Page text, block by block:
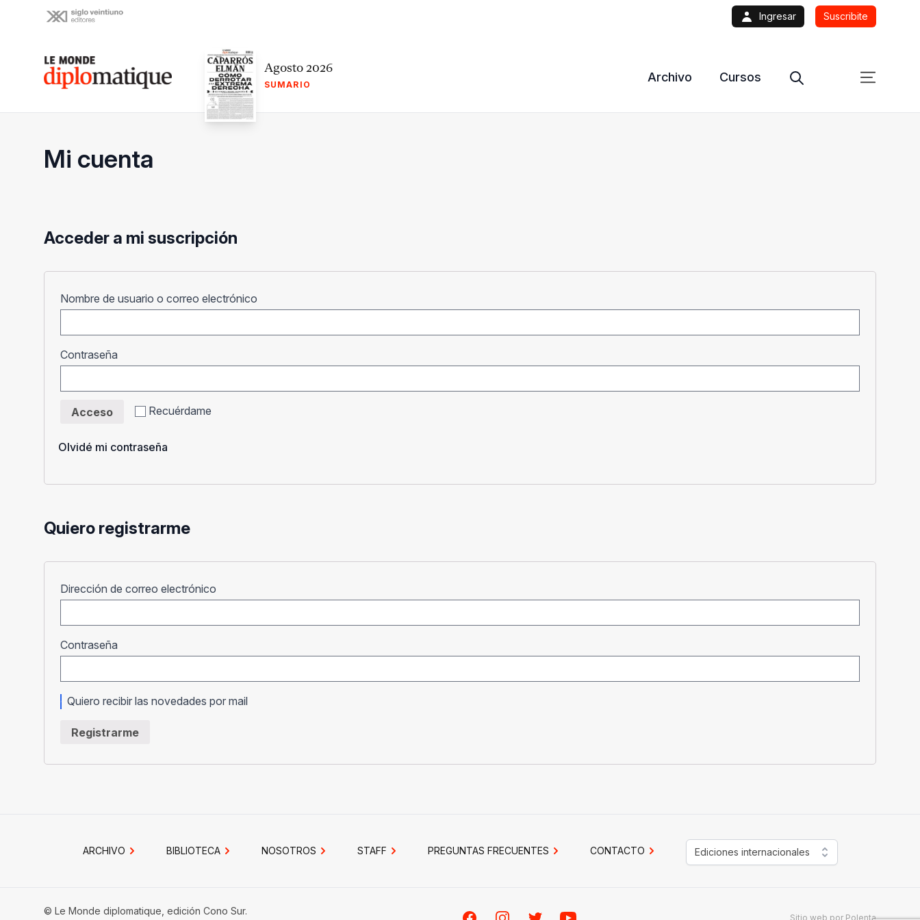
Ingresar Suscribite
Le monde diplomatique Agosto 2026
SUMARIO
Archivo Cursos
Mi cuenta
Acceder a mi suscripción
Nombre de usuario o correo electrónico
Contraseña
Recuérdame
Acceso
Olvidé mi contraseña
Quiero registrarme
Dirección de correo electrónico
Contraseña
Quiero recibir las novedades por mail
Registrarme
ARCHIVO BIBLIOTECA NOSOTROS STAFF PREGUNTAS FRECUENTES CONTACTO Ediciones internacionales
© Le Monde diplomatique, edición Cono Sur.
Sitio web por Polenta